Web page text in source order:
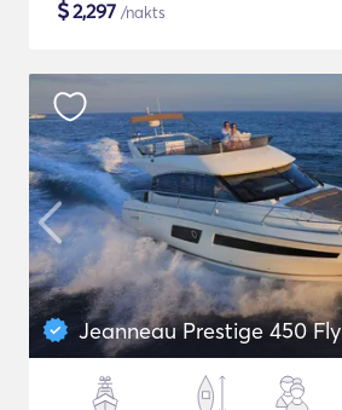
$2,297 /nakts
Jeanneau Prestige 450 Fly